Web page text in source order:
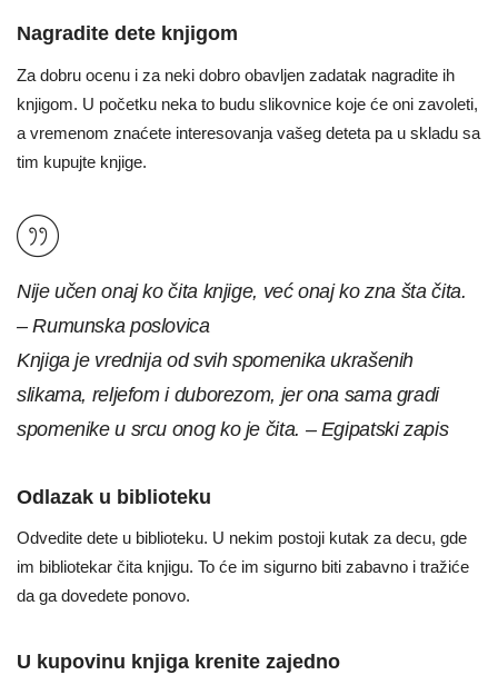
Nagradite dete knjigom
Za dobru ocenu i za neki dobro obavljen zadatak nagradite ih
knjigom. U početku neka to budu slikovnice koje će oni zavoleti,
a vremenom znaćete interesovanja vašeg deteta pa u skladu sa
tim kupujte knjige.
Nije učen onaj ko čita knjige, već onaj ko zna šta čita.
– Rumunska poslovica
Knjiga je vrednija od svih spomenika ukrašenih
slikama, reljefom i duborezom, jer ona sama gradi
spomenike u srcu onog ko je čita. – Egipatski zapis
Odlazak u biblioteku
Odvedite dete u biblioteku. U nekim postoji kutak za decu, gde
im bibliotekar čita knjigu. To će im sigurno biti zabavno i tražiće
da ga dovedete ponovo.
U kupovinu knjiga krenite zajedno